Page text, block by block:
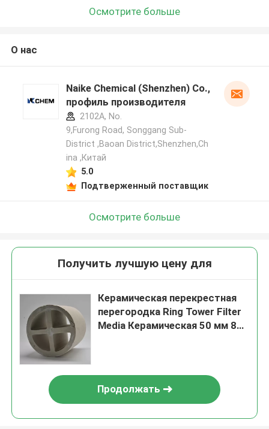
Осмотрите больше
О нас
Naike Chemical (Shenzhen) Co., Ltd
профиль производителя
2102A, No.
9,Furong Road, Songgang Sub-
District ,Baoan District,Shenzhen,Ch
ina ,Китай
5.0
Подтверженный поставщик
Осмотрите больше
Получить лучшую цену для
Керамическая перекрестная
перегородка Ring Tower Filter
Media Керамическая 50 мм 80
Продолжать